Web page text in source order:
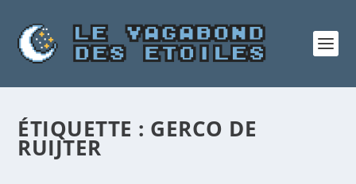
ÉTIQUETTE : GERCO DE
RUIJTER